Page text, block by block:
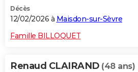
S'inscrire
Se connecter
Lycées
Collèges
Primaires
Universités
Entreprises
Service militaire
Avis de recherche
AVIS DE DÉCÈS
Décès
12/02/2026 à Maisdon-sur-Sèvre
Famille BILLOQUET
Renaud CLAIRAND (48 ans)